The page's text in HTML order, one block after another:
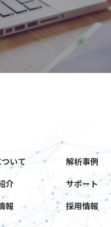
いて 解析事例
介
サポート
報
採用情報